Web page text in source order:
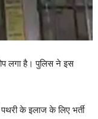
लगा है। पुलिस ने इस
के इलाज के लिए भर्ती